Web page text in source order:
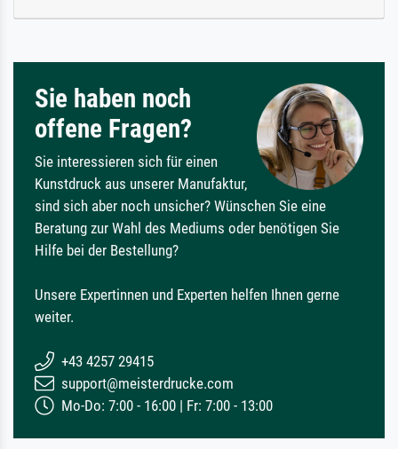
Sie haben noch
offene Fragen?
Sie interessieren sich für einen
Kunstdruck aus unserer Manufaktur,
sind sich aber noch unsicher? Wünschen Sie eine
Beratung zur Wahl des Mediums oder benötigen Sie
Hilfe bei der Bestellung?
Unsere Expertinnen und Experten helfen Ihnen gerne
weiter.
+43 4257 29415
support@meisterdrucke.com
Mo-Do: 7:00 - 16:00 | Fr: 7:00 - 13:00